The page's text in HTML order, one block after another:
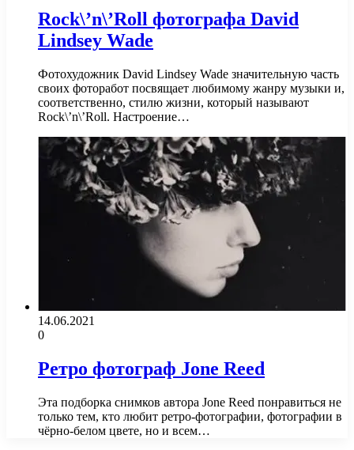
Rock\’n\’Roll фотографа David
Lindsey Wade
Фотохудожник David Lindsey Wade значительную часть
своих фоторабот посвящает любимому жанру музыки и,
соответственно, стилю жизни, который называют
Rock\’n\’Roll. Настроение…
14.06.2021
0
Ретро фотограф Jone Reed
Эта подборка снимков автора Jone Reed понравиться не
только тем, кто любит ретро-фотографии, фотографии в
чёрно-белом цвете, но и всем…